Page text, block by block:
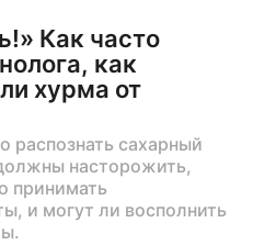
Как часто
как
хурма от
распознать сахарный
насторожить,
принимать
и могут ли восполнить